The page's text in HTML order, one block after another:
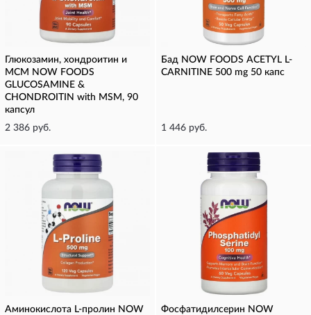
Глюкозамин, хондроитин и
МСМ NOW FOODS
GLUCOSAMINE &
CHONDROITIN with MSM, 90
капсул
2 386 руб.
Бад NOW FOODS ACETYL L-
CARNITINE 500 mg 50 капс
1 446 руб.
Аминокислота L-пролин NOW
Фосфатидилсерин NOW